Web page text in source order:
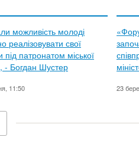
можливість молоді
реалізовувати свої
під патронатом міської
- Богдан Шустер
11:50 23